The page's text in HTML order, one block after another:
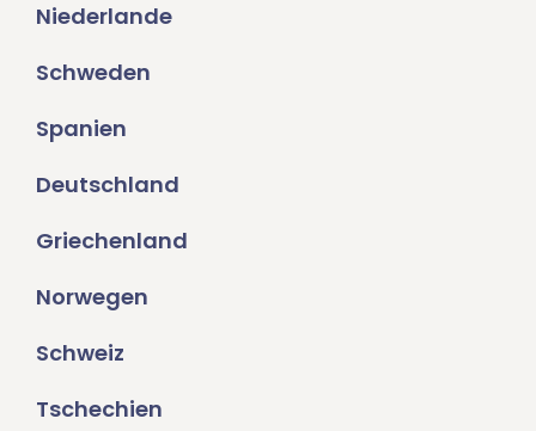
Niederlande
Schweden
Spanien
Deutschland
Griechenland
Norwegen
Schweiz
Tschechien